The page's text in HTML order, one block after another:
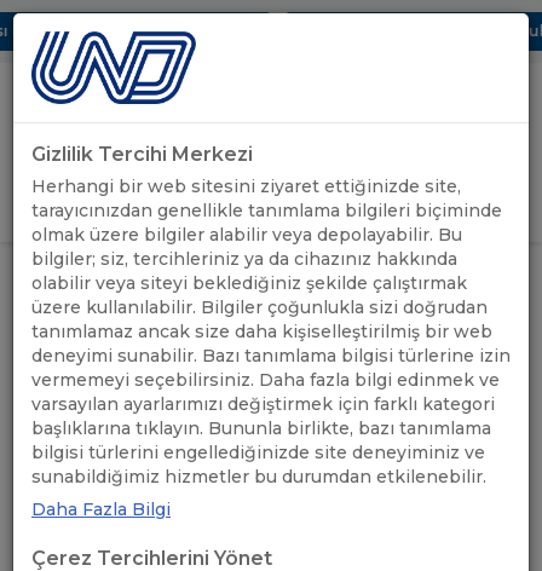
Dijital UBAK Bölümü Hakkında UND, Yunanistan Vize
Uluslararası Nakliyeciler Derneği
GİRİŞ YAP
ANASAYFA /
UND'DEN
HABERLER
/ YUNANİSTAN ÇALIŞMA GRUBU
TOPLANTISI GERÇEKLEŞTİRİLDİ
YUNANİSTAN ÇALIŞMA
GRUBU TOPLANTISI
GERÇEKLEŞTİRİLDİ
31.03.2023
Gizlilik Tercihi Merkezi
Herhangi bir web sitesini ziyaret ettiğinizde site,
tarayıcınızdan genellikle tanımlama bilgileri biçiminde
olmak üzere bilgiler alabilir veya depolayabilir. Bu
bilgiler; siz, tercihleriniz ya da cihazınız hakkında
olabilir veya siteyi beklediğiniz şekilde çalıştırmak
üzere kullanılabilir. Bilgiler çoğunlukla sizi doğrudan
tanımlamaz ancak size daha kişiselleştirilmiş bir web
deneyimi sunabilir. Bazı tanımlama bilgisi türlerine izin
vermemeyi seçebilirsiniz. Daha fazla bilgi edinmek ve
varsayılan ayarlarımızı değiştirmek için farklı kategori
başlıklarına tıklayın. Bununla birlikte, bazı tanımlama
bilgisi türlerini engellediğinizde site deneyiminiz ve
sunabildiğimiz hizmetler bu durumdan etkilenebilir.
Daha Fazla Bilgi
Çerez Tercihlerini Yönet